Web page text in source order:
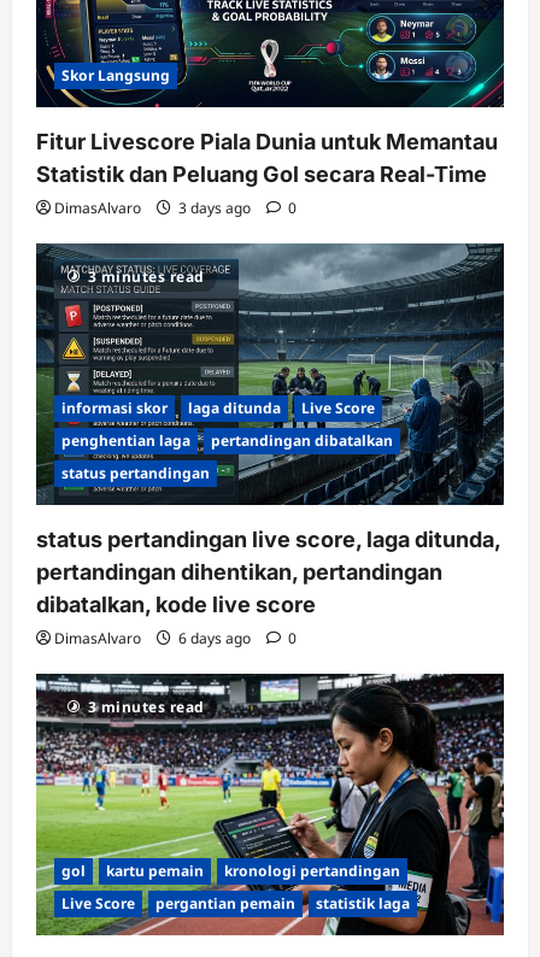
Skor Langsung
Fitur Livescore Piala Dunia untuk Memantau
Statistik dan Peluang Gol secara Real-Time
DimasAlvaro 3 days ago 0
3 minutes read
informasi skor laga ditunda
Live Score
penghentian laga
pertandingan dibatalkan
status pertandingan
status pertandingan live score, laga ditunda,
pertandingan dihentikan, pertandingan
dibatalkan, kode live score
DimasAlvaro 6 days ago 0
3 minutes read
gol kartu pemain
kronologi pertandingan
Live Score
pergantian pemain statistik laga